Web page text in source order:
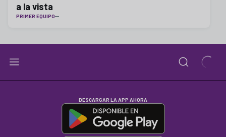
a la vista
PRIMER EQUIPO
DESCARGAR LA APP AHORA